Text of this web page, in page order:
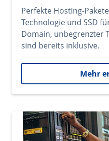
Perfekte Hosting-
Technologie und SSD
Domain, unbegrenzter
sind bereits inklusive.
Mehr